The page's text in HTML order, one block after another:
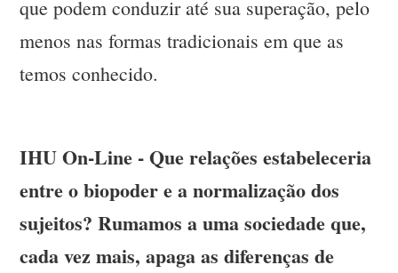
que podem conduzir até sua superação, pelo
menos nas formas tradicionais em que as
temos conhecido.
IHU On-Line - Que relações estabeleceria
entre o biopoder e a normalização dos
sujeitos? Rumamos a uma sociedade que,
cada vez mais, apaga as diferenças de